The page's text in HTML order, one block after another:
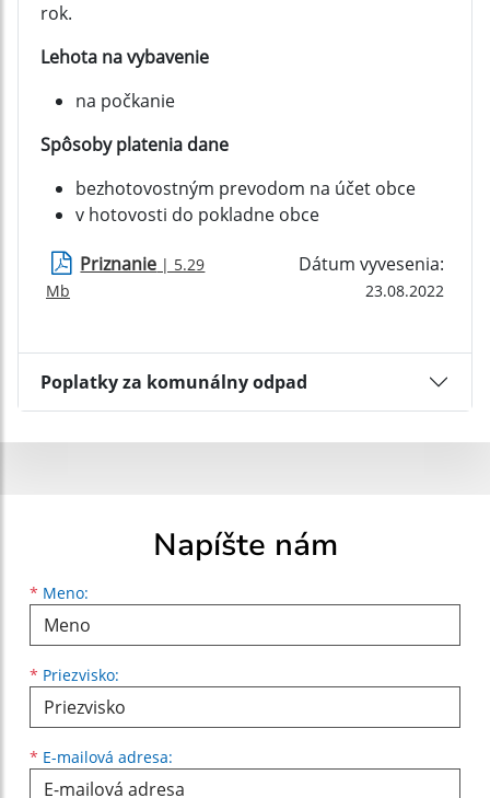
rok.
Lehota na vybavenie
na počkanie
Spôsoby platenia dane
bezhotovostným prevodom na účet obce
v hotovosti do pokladne obce
Priznanie | 5.29
Mb
Dátum vyvesenia:
23.08.2022
Poplatky za komunálny odpad
Napíšte nám
* Meno:
Meno
* Priezvisko:
Priezvisko
* E-mailová adresa:
E-mailová adresa